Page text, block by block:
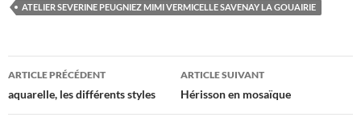
ATELIER SEVERINE PEUGNIEZ MIMI VERMICELLE SAVENAY LA GOUAIRIE
Navigation
des
ARTICLE PRÉCÉDENT
aquarelle, les différents styles
ARTICLE SUIVANT
Hérisson en mosaïque